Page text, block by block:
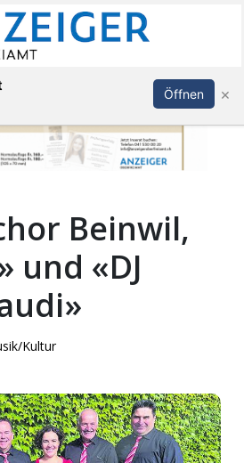
Abonnieren Anmelden
Beinwil,
und «DJ
Kultur
Öffnen ×